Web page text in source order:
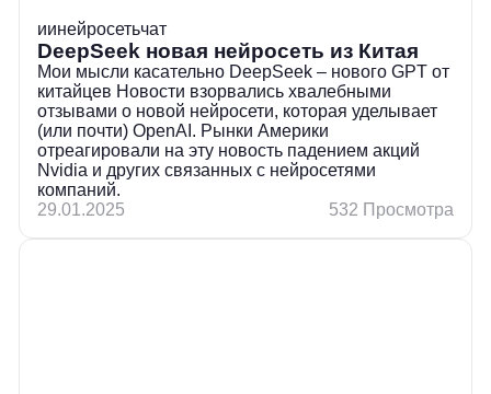
иинейросетьчат
DeepSeek новая нейросеть из Китая
Мои мысли касательно DeepSeek – нового GPT от
китайцев Новости взорвались хвалебными
отзывами о новой нейросети, которая уделывает
(или почти) OpenAI. Рынки Америки
отреагировали на эту новость падением акций
Nvidia и других связанных с нейросетями
компаний.
29.01.2025
532 Просмотра